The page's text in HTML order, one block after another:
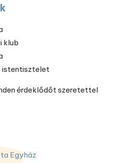
klub
istentisztelet
érdeklődőt szeretettel
Egyház